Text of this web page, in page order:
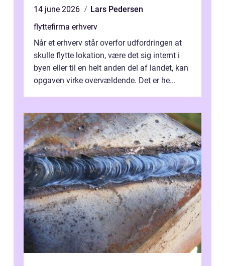
14 june 2026
Lars Pedersen
flyttefirma erhverv
Når et erhverv står overfor udfordringen at
skulle flytte lokation, være det sig internt i
byen eller til en helt anden del af landet, kan
opgaven virke overvældende. Det er he...